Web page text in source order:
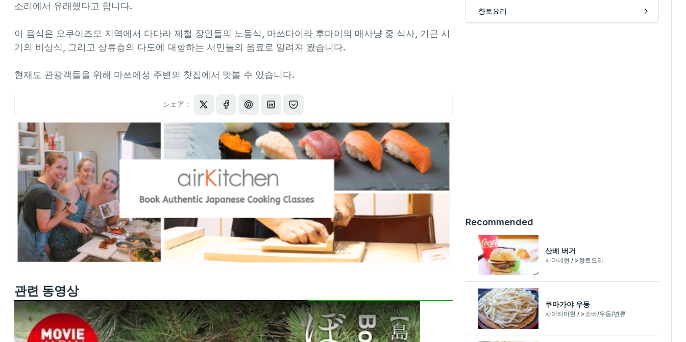
소리에서 유래했다고 합니다.
이 음식은 오쿠이즈모 지역에서 다다라 제철 장인들의 노동식, 마쓰다이라 후마이의 매사냥 중 식사, 기근 시
기의 비상식, 그리고 상류층의 다도에 대항하는 서민들의 음료로 알려져 왔습니다.
현재도 관광객들을 위해 마쓰에성 주변의 찻집에서 맛볼 수 있습니다.
シェア：
관련 동영상
향토요리
Recommended
산베 버거
시마네현 / >향토요리
쿠마가야 우동
사이타마현 / >소바/우동/면류